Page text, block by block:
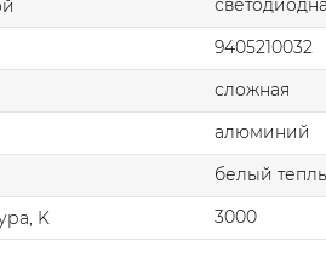
9405210032
сложная
алюминий
белый
K
3000